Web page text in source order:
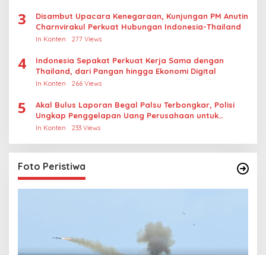
3
Disambut Upacara Kenegaraan, Kunjungan PM Anutin
Charnvirakul Perkuat Hubungan Indonesia-Thailand
In Konten 277 Views
4
Indonesia Sepakat Perkuat Kerja Sama dengan
Thailand, dari Pangan hingga Ekonomi Digital
In Konten 266 Views
5
Akal Bulus Laporan Begal Palsu Terbongkar, Polisi
Ungkap Penggelapan Uang Perusahaan untuk
Crypto
In Konten 233 Views
Foto Peristiwa